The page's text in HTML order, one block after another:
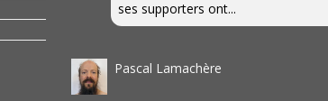
ses supporters ont...
Pascal Lamachère